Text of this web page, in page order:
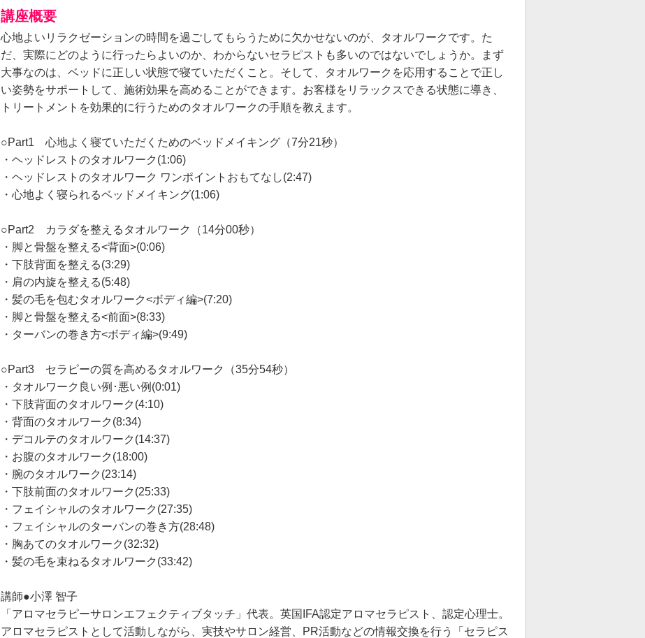
講座概要
心地よいリラクゼーションの時間を過ごしてもらうために欠かせないのが、タオルワークです。た
だ、実際にどのように行ったらよいのか、わからないセラピストも多いのではないでしょうか。まず
大事なのは、ベッドに正しい状態で寝ていただくこと。そして、タオルワークを応用することで正し
い姿勢をサポートして、施術効果を高めることができます。お客様をリラックスできる状態に導き、
トリートメントを効果的に行うためのタオルワークの手順を教えます。
○Part1 心地よく寝ていただくためのベッドメイキング（7分21秒）
・ヘッドレストのタオルワーク(1:06)
・ヘッドレストのタオルワーク ワンポイントおもてなし(2:47)
・心地よく寝られるベッドメイキング(1:06)
○Part2 カラダを整えるタオルワーク（14分00秒）
・脚と骨盤を整える<背面>(0:06)
・下肢背面を整える(3:29)
・肩の内旋を整える(5:48)
・髪の毛を包むタオルワーク<ボディ編>(7:20)
・脚と骨盤を整える<前面>(8:33)
・ターバンの巻き方<ボディ編>(9:49)
○Part3 セラピーの質を高めるタオルワーク（35分54秒）
・タオルワーク良い例･悪い例(0:01)
・下肢背面のタオルワーク(4:10)
・背面のタオルワーク(8:34)
・デコルテのタオルワーク(14:37)
・お腹のタオルワーク(18:00)
・腕のタオルワーク(23:14)
・下肢前面のタオルワーク(25:33)
・フェイシャルのタオルワーク(27:35)
・フェイシャルのターバンの巻き方(28:48)
・胸あてのタオルワーク(32:32)
・髪の毛を束ねるタオルワーク(33:42)
講師●小澤 智子
「アロマセラピーサロンエフェクティブタッチ」代表。英国IFA認定アロマセラピスト、認定心理士。
アロマセラピストとして活動しながら、実技やサロン経営、PR活動などの情報交換を行う「セラピス